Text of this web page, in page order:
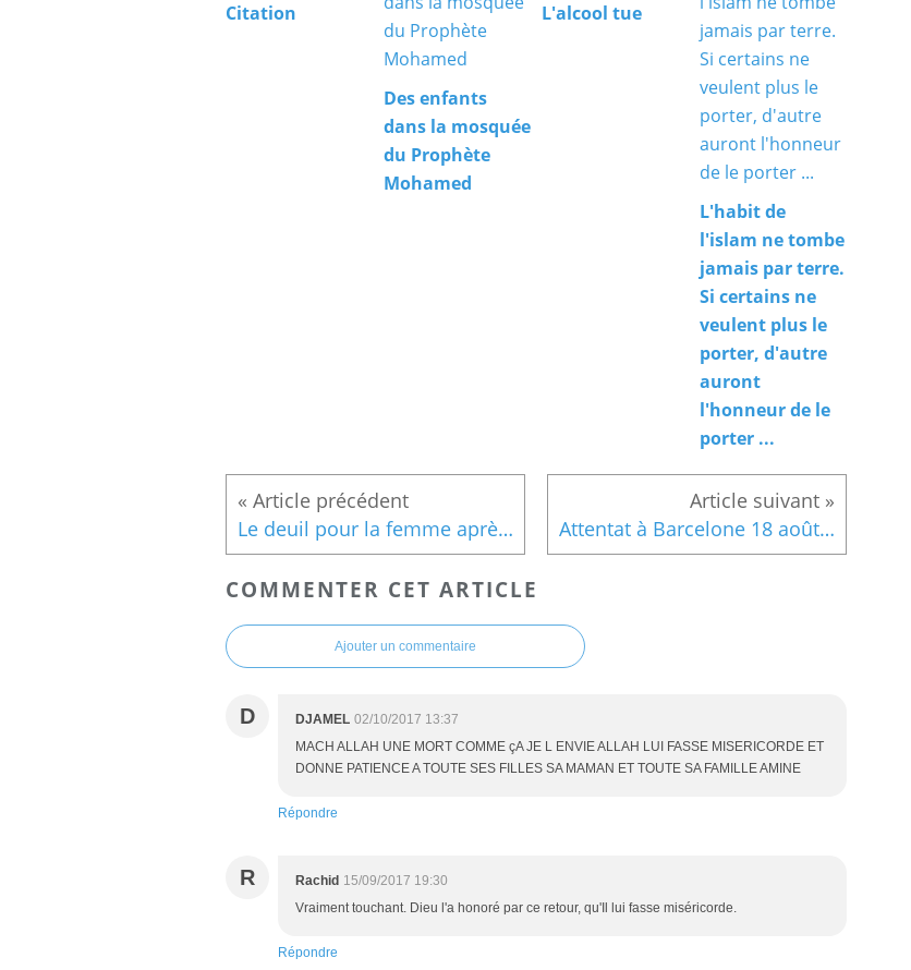
Citation
Des enfants
dans la mosquée
du Prophète
Mohamed
L'alcool tue
L'habit de
l'islam ne tombe
jamais par terre.
Si certains ne
veulent plus le
porter, d'autre
auront
l'honneur de le
porter ...
Le deuil pour la femme après la mort de son mari (La 'Iddat) Attentat à Barcelone 18 août 2017.
COMMENTER CET ARTICLE
Ajouter un commentaire
D DJAMEL 02/10/2017 13:37
MACH ALLAH UNE MORT COMME çA JE L ENVIE ALLAH LUI FASSE MISERICORDE ET
DONNE PATIENCE A TOUTE SES FILLES SA MAMAN ET TOUTE SA FAMILLE AMINE
Répondre
R Rachid 15/09/2017 19:30
Vraiment touchant. Dieu l'a honoré par ce retour, qu'Il lui fasse miséricorde.
Répondre